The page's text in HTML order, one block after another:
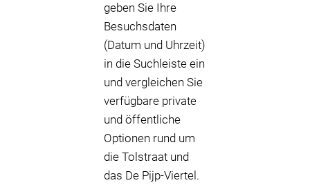
geben Sie Ihre
Besuchsdaten
(Datum und Uhrzeit)
in die Suchleiste ein
und vergleichen Sie
verfügbare private
und öffentliche
Optionen rund um
die Tolstraat und
das De Pijp-Viertel.